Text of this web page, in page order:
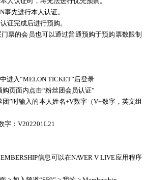
事先进行本人认证。
证完成后进行预购。
票的会员也可以通过普通预购于预购票数限制
进入“MELON TICKET”后登录
购页面内点击“粉丝团会员认证”
团”时输入的本人姓名+V数字（V+数字，英文组
字： V202201L21
信息可以在NAVER V LIVE应用程序